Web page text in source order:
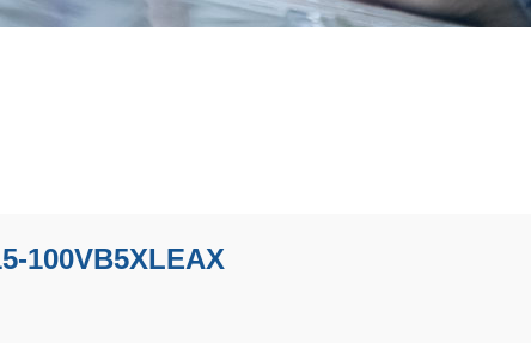
100VB5XLEAX